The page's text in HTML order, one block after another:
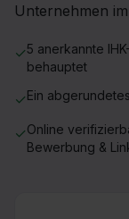
Unternehmen
✓5 anerkannte
behauptet
✓Ein
✓Online
Bewerbung &